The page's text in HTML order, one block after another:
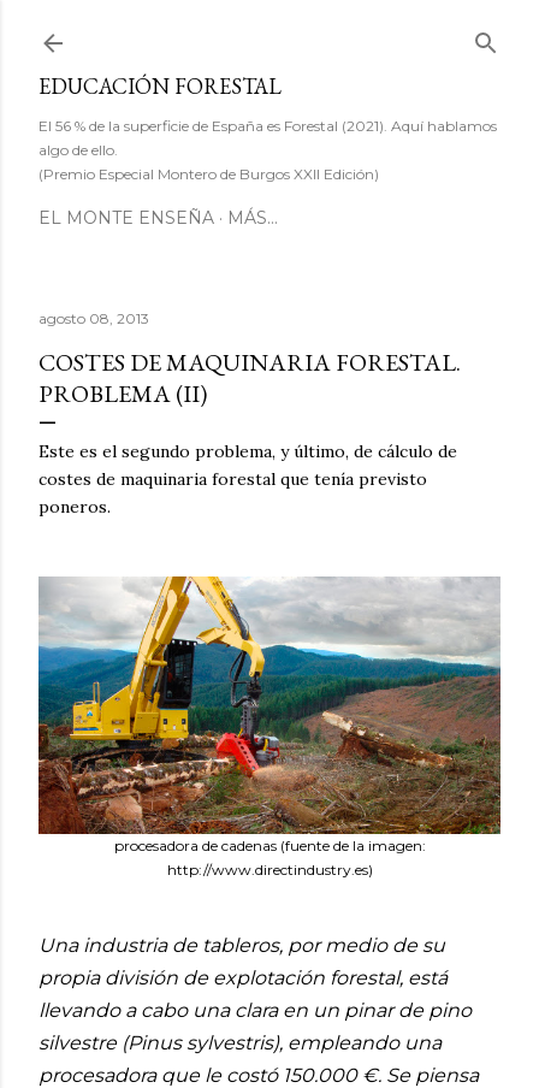
EDUCACIÓN FORESTAL
El 56 % de la superficie de España es Forestal (2021). Aquí hablamos
algo de ello.
(Premio Especial Montero de Burgos XXII Edición)
EL MONTE ENSEÑA MÁS…
agosto 08, 2013
COSTES DE MAQUINARIA FORESTAL.
PROBLEMA (II)
Este es el segundo problema, y último, de cálculo de
costes de maquinaria forestal que tenía previsto
poneros.
procesadora de cadenas (fuente de la imagen:
http://www.directindustry.es)
Una industria de tableros, por medio de su
propia división de explotación forestal, está
llevando a cabo una clara en un pinar de pino
silvestre (Pinus sylvestris), empleando una
procesadora que le costó 150.000 €. Se piensa